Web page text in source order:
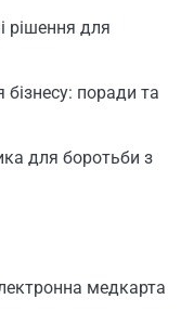
рішення для
поради та
для боротьби з
медкарта